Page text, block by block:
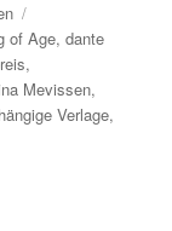
of Age,dante
,
Mevissen,
Verlage,